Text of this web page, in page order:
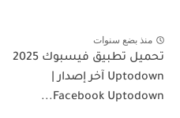
منذ بضع سنوات
تحميل تطبيق فيسبوك 2025
Uptodown آخر إصدار |
Facebook Uptodown...